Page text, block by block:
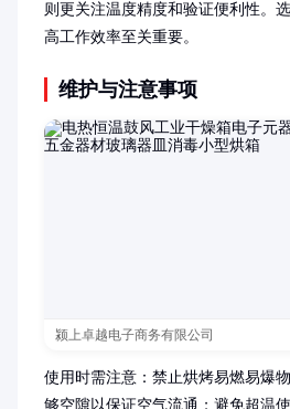
则更关注温度精度和验证便利性。
高工作效率至关重要。
维护与注意事项
颍上卓越电子商务有限公司
使用时需注意：禁止烘烤易燃易爆
够空隙以保证空气流通；避免超温